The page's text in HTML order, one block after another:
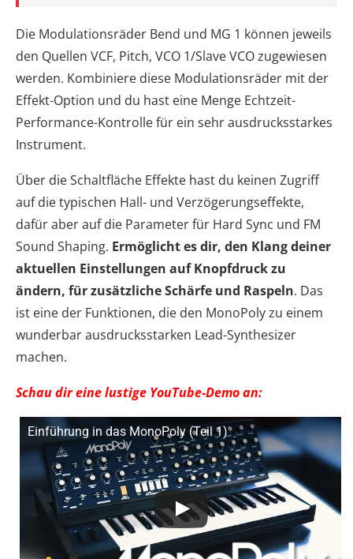
Die Modulationsräder Bend und MG 1 können jeweils
den Quellen VCF, Pitch, VCO 1/Slave VCO zugewiesen
werden. Kombiniere diese Modulationsräder mit der
Effekt-Option und du hast eine Menge Echtzeit-
Performance-Kontrolle für ein sehr ausdrucksstarkes
Instrument.
Über die Schaltfläche Effekte hast du keinen Zugriff
auf die typischen Hall- und Verzögerungseffekte,
dafür aber auf die Parameter für Hard Sync und FM
Sound Shaping. Ermöglicht es dir, den Klang deiner
aktuellen Einstellungen auf Knopfdruck zu
ändern, für zusätzliche Schärfe und Raspeln. Das
ist eine der Funktionen, die den MonoPoly zu einem
wunderbar ausdrucksstarken Lead-Synthesizer
machen.
Schau dir eine lustige YouTube-Demo an:
Einführung in das MonoPoly (Teil 1)